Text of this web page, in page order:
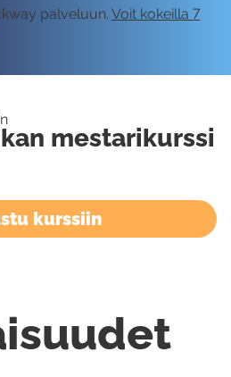
palveluun. Voit kokeilla 7
mestarikurssi
kurssiin